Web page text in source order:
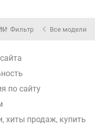
Фильтр Все модели
по сайту
хиты продаж, купить